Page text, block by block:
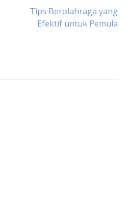
Tips Berolahraga yang
Efektif untuk Pemula